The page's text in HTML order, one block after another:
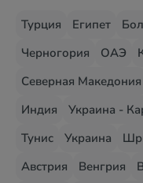
Турция Египет
Черногория
ОАЭ
Северная Македония
Индия
Украина -
Тунис
Украина
Австрия
Венгрия